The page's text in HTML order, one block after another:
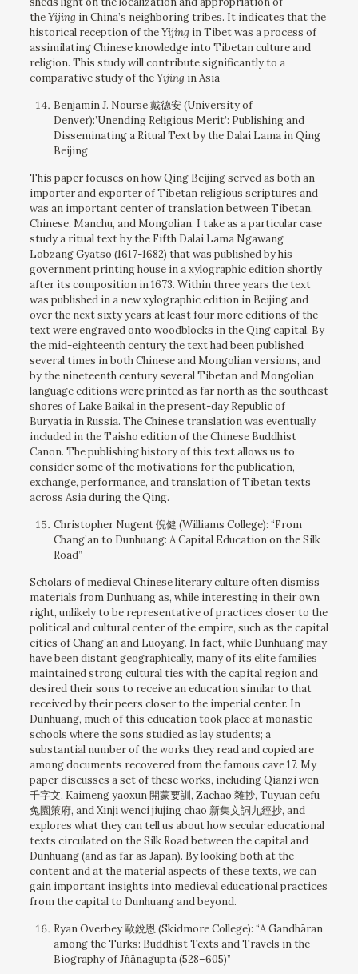
theYijing in China’s neighboring tribes. It indicates that the
historical reception of theYijing in Tibet was a process of
assimilating Chinese knowledge into Tibetan culture and
religion. This study will contribute significantly to a
comparative study of theYijing in Asia
Benjamin J. Nourse 戴德安 (University of
Denver):’Unending Religious Merit’: Publishing and
Disseminating a Ritual Text by the Dalai Lama in Qing
Beijing
This paper focuses on how Qing Beijing served as both an
importer and exporter of Tibetan religious scriptures and
was an important center of translation between Tibetan,
Chinese, Manchu, and Mongolian. I take as a particular case
study a ritual text by the Fifth Dalai Lama Ngawang
Lobzang Gyatso (1617-1682) that was published by his
government printing house in a xylographic edition shortly
after its composition in 1673. Within three years the text
was published in a new xylographic edition in Beijing and
over the next sixty years at least four more editions of the
text were engraved onto woodblocks in the Qing capital. By
the mid-eighteenth century the text had been published
several times in both Chinese and Mongolian versions, and
by the nineteenth century several Tibetan and Mongolian
language editions were printed as far north as the southeast
shores of Lake Baikal in the present-day Republic of
Buryatia in Russia. The Chinese translation was eventually
included in the Taisho edition of the Chinese Buddhist
Canon. The publishing history of this text allows us to
consider some of the motivations for the publication,
exchange, performance, and translation of Tibetan texts
across Asia during the Qing.
Christopher Nugent 倪健 (Williams College): “From
Chang’an to Dunhuang: A Capital Education on the Silk
Road”
Scholars of medieval Chinese literary culture often dismiss
materials from Dunhuang as, while interesting in their own
right, unlikely to be representative of practices closer to the
political and cultural center of the empire, such as the capital
cities of Chang’an and Luoyang. In fact, while Dunhuang may
have been distant geographically, many of its elite families
maintained strong cultural ties with the capital region and
desired their sons to receive an education similar to that
received by their peers closer to the imperial center. In
Dunhuang, much of this education took place at monastic
schools where the sons studied as lay students; a
substantial number of the works they read and copied are
among documents recovered from the famous cave 17. My
paper discusses a set of these works, including Qianzi wen
千字文, Kaimeng yaoxun 開蒙要訓, Zachao 雜抄, Tuyuan cefu
兔園策府, and Xinji wenci jiujing chao 新集文詞九經抄, and
explores what they can tell us about how secular educational
texts circulated on the Silk Road between the capital and
Dunhuang (and as far as Japan). By looking both at the
content and at the material aspects of these texts, we can
gain important insights into medieval educational practices
from the capital to Dunhuang and beyond.
Ryan Overbey 歐銳恩 (Skidmore College): “A Gandhāran
among the Turks: Buddhist Texts and Travels in the
Biography of Jñānagupta (528–605)”